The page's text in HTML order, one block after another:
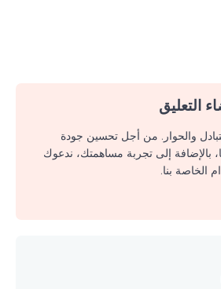
التعليق
والحوار. من أجل تحسين جودة
بالإضافة إلى تجربة مساهمتك، ندعوك
الخاصة بنا.